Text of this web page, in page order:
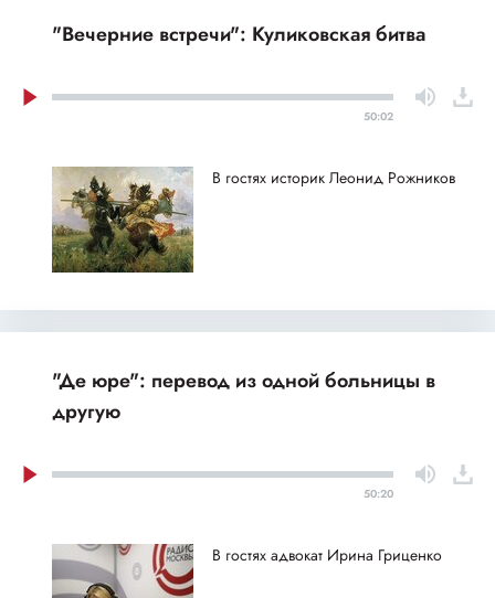
"Вечерние встречи": Куликовская битва
50:02
В гостях историк Леонид Рожников
"Де юре": перевод из одной больницы в
другую
50:20
В гостях адвокат Ирина Гриценко